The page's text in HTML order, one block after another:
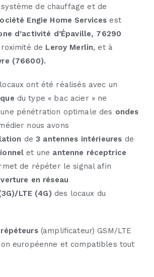
de chauffage et de
Engie Home Servicesest
d’activité d’Épaville, 76290
de Leroy Merlin, et à
(76600).
ont été réalisés avec un
du type « bac acier » ne
pénétration optimale des ondes
nous avons
de3 antennes intérieures de
et une antenne réceptrice
de répéter le signal afin
en réseau
LTE (4G) des locaux du
répéteurs(amplificateur) GSM/LTE
européenne et compatibles tout